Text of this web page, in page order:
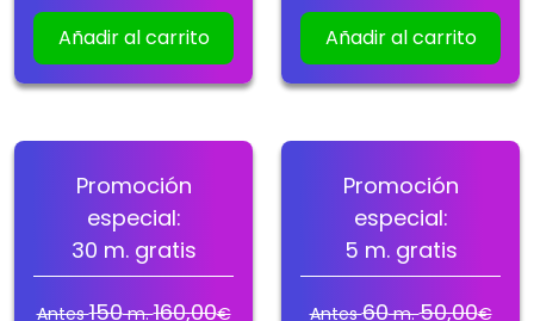
Añadir al carrito Añadir al carrito
Promoción
especial:
30 m. gratis
Antes150m.160,00€
Promoción
especial:
5 m. gratis
Antes60m.50,00€